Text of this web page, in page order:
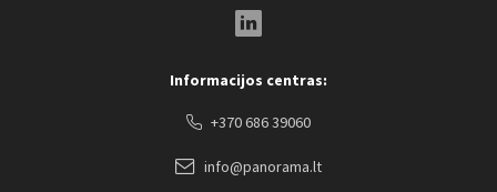
Informacijos centras:
+370 686 39060
info@panorama.lt